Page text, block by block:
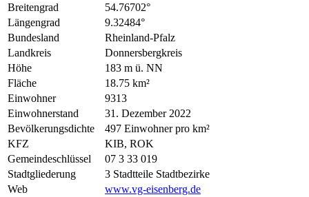
Breitengrad
54.76702°
Längengrad
9.32484°
Bundesland
Rheinland-Pfalz
Landkreis
Donnersbergkreis
Höhe
183 m ü. NN
Fläche
18.75 km²
Einwohner
9313
Einwohnerstand
31. Dezember 2022
Bevölkerungsdichte
497 Einwohner pro km²
KFZ
KIB, ROK
Gemeindeschlüssel
07 3 33 019
Stadtgliederung
3 Stadtteile Stadtbezirke
Web
www.vg-eisenberg.de